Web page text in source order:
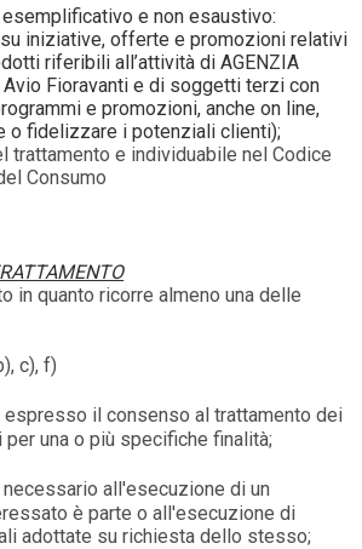
e non esaustivo:
iniziative, offerte e promozioni relativi
riferibili all’attività di AGENZIA
Avio Fioravanti e di soggetti terzi con
e promozioni, anche on line,
o fidelizzare i potenziali clienti);
trattamento e individuabile nel Codice
Consumo
in quanto ricorre almeno una delle
c), f)
espresso il consenso al trattamento dei
una o più specifiche finalità;
all'esecuzione di un
è parte o all'esecuzione di
adottate su richiesta dello stesso;